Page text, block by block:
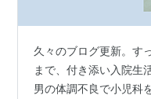
久々のブログ更新。す
まで、付き添い入院生
男の体調不良で小児科